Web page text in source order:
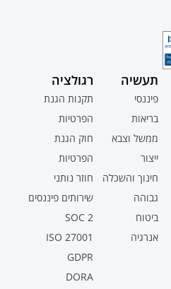
תעשיה
פיננסי
בריאות
ממשל וצבא
ייצור
חינוך והשכלה
גבוהה
ביטוח
אנרגיה
רגולציה
תקנות הגנת
הפרטיות
חוק הגנת
הפרטיות
חוזר נותני
שירותים פיננסים
SOC 2
ISO 27001
GDPR
DORA